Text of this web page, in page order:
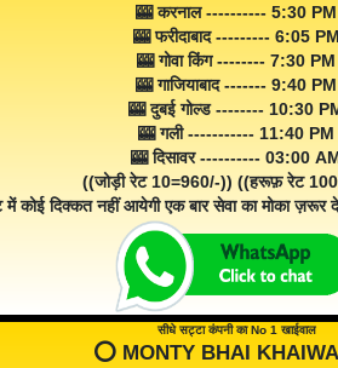
🎰 करनाल ---------- 5:30 PM
🎰 फरीदाबाद --------- 6:05 PM
🎰 गोवा किंग -------- 7:30 PM
🎰 गाजियाबाद ------- 9:40 PM
🎰 दुबई गोल्ड -------- 10:30
🎰 गली ----------- 11:40 PM
🎰 दिसावर ---------- 03:00
((जोड़ी रेट 10=960/-)) ((हरूफ़ रेट
कोई दिक्कत नहीं आयेगी एक बार सेवा का मोका ज़रूर
सीधे सट्टा कंपनी का No 1 खाईवाल
⭕️ MONTY BHAI